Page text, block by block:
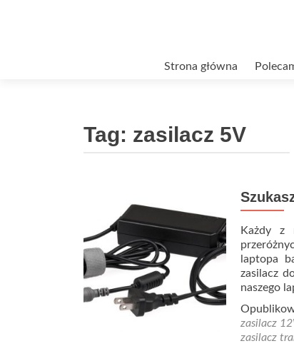
Strona główna
Tag: zasilacz 5V
Każdy z
laptopa
zasilacz
naszego
zasilacz
zasilacz